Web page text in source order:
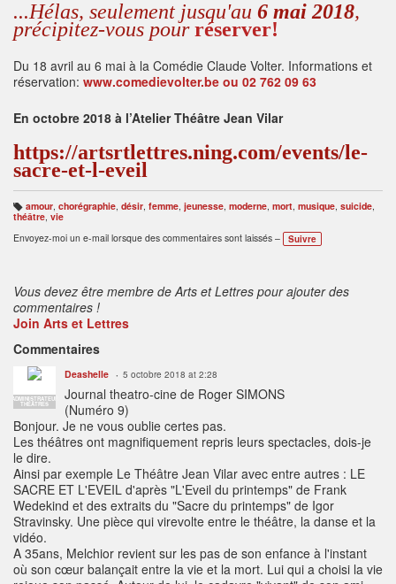
...Hélas, seulement jusqu'au 6 mai 2018,
précipitez-vous pourréserver!
Du 18 avril au 6 mai à la Comédie Claude Volter. Informations et
réservation: www.comedievolter.be ou 02 762 09 63
En octobre 2018 à l’Atelier Théâtre Jean Vilar
https://artsrtlettres.ning.com/events/le-
sacre-et-l-eveil
B
ali
s
e
amour, chorégraphie, désir, femme, jeunesse, moderne, mort, musique, suicide,
théâtre vie
Envoyez-moi un e-mail lorsque des commentaires sont laissés –
Suivre
Vous devez être membre de Arts et Lettres pour ajouter des
commentaires !
Join Arts et Lettres
Commentaires
ADMINISTRATEUR
THÉÂTRES
Deashelle 5 octobre 2018 at 2:28
Journal theatro-cine de Roger SIMONS
(Numéro 9)
Bonjour. Je ne vous oublie certes pas.
Les théâtres ont magnifiquement repris leurs spectacles, dois-je
le dire.
Ainsi par exemple Le Théâtre Jean Vilar avec entre autres : LE
SACRE ET L'EVEIL d'après "L'Eveil du printemps" de Frank
Wedekind et des extraits du "Sacre du printemps" de Igor
Stravinsky. Une pièce qui virevolte entre le théâtre, la danse et la
vidéo.
A 35ans, Melchior revient sur les pas de son enfance à l'instant
où son cœur balançait entre la vie et la mort. Lui qui a choisi la vie